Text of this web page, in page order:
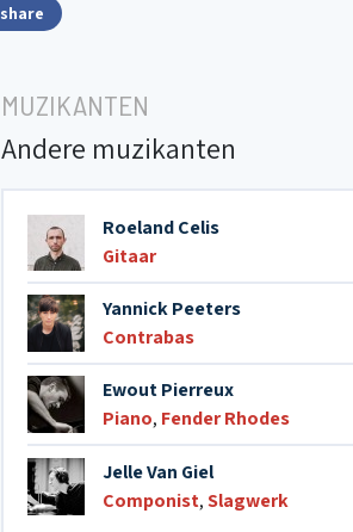
share
MUZIKANTEN
Andere muzikanten
Roeland Celis
Gitaar
Yannick Peeters
Contrabas
Ewout Pierreux
Piano, Fender Rhodes
Jelle Van Giel
Componist,Slagwerk